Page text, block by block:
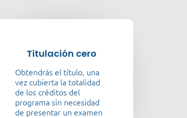
Titulación cero
Obtendrás el título, una
vez cubierta la totalidad
de los créditos del
programa sin necesidad
de presentar un examen